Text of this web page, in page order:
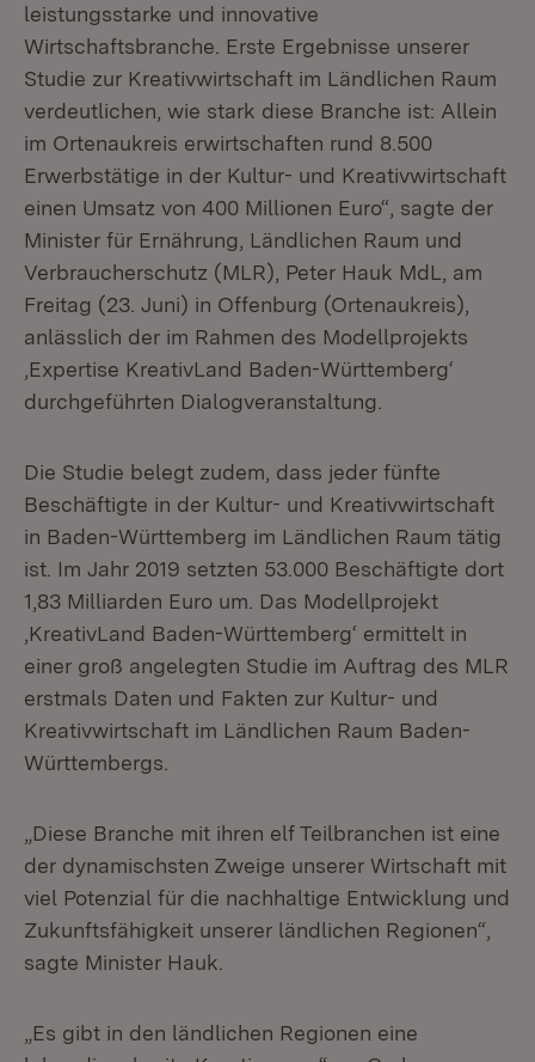
leistungsstarke und innovative
Wirtschaftsbranche. Erste Ergebnisse unserer
Studie zur Kreativwirtschaft im Ländlichen Raum
verdeutlichen, wie stark diese Branche ist: Allein
im Ortenaukreis erwirtschaften rund 8.500
Erwerbstätige in der Kultur- und Kreativwirtschaft
einen Umsatz von 400 Millionen Euro“, sagte der
Minister für Ernährung, Ländlichen Raum und
Verbraucherschutz (MLR), Peter Hauk MdL, am
Freitag (23. Juni) in Offenburg (Ortenaukreis),
anlässlich der im Rahmen des Modellprojekts
‚Expertise KreativLand Baden-Württemberg‘
durchgeführten Dialogveranstaltung.
Die Studie belegt zudem, dass jeder fünfte
Beschäftigte in der Kultur- und Kreativwirtschaft
in Baden-Württemberg im Ländlichen Raum tätig
ist. Im Jahr 2019 setzten 53.000 Beschäftigte dort
1,83 Milliarden Euro um. Das Modellprojekt
‚KreativLand Baden-Württemberg‘ ermittelt in
einer groß angelegten Studie im Auftrag des MLR
erstmals Daten und Fakten zur Kultur- und
Kreativwirtschaft im Ländlichen Raum Baden-
Württembergs.
„Diese Branche mit ihren elf Teilbranchen ist eine
der dynamischsten Zweige unserer Wirtschaft mit
viel Potenzial für die nachhaltige Entwicklung und
Zukunftsfähigkeit unserer ländlichen Regionen“,
sagte Minister Hauk.
„Es gibt in den ländlichen Regionen eine